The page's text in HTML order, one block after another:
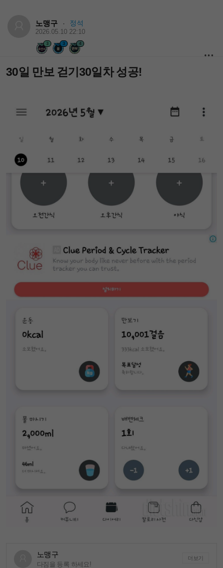
노맹구 · 정석
2026.05.10 22:10
3 3 4
30일 만보 걷기30일차 성공!
노맹구
다짐을 등록 하세요!
더보기